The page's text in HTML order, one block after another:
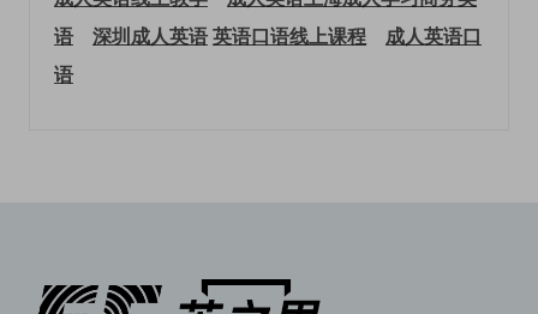
语
深圳成人英语英语口语线上课程
成人英语口
语